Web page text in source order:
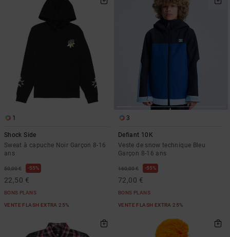
1
Shock Side
Sweat à capuche Noir Garçon 8-16
ans
50,00 € 55%
22,50 €
BONS PLANS
VENTE FLASH EXTRA 25%
3
Defiant 10K
Veste de snow technique Bleu
Garçon 8-16 ans
160,00 € 55%
72,00 €
BONS PLANS
VENTE FLASH EXTRA 25%